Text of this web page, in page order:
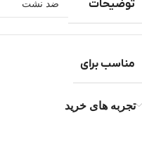
توضیحات
ضد نشت
مناسب برای
تجربه های خرید